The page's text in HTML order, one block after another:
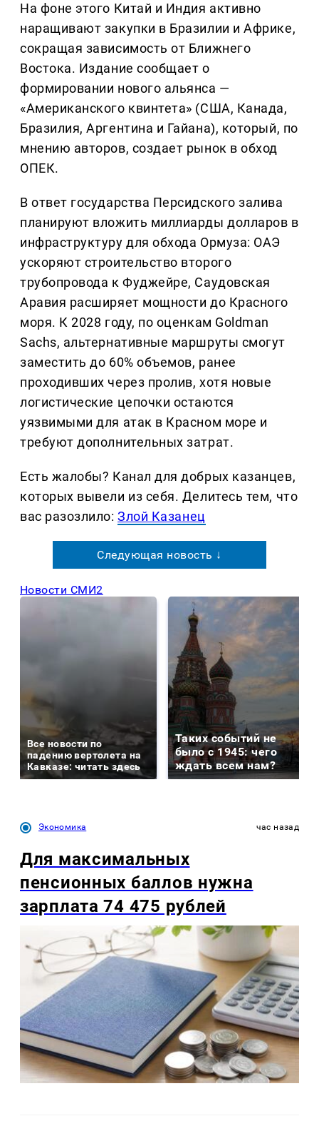
На фоне этого Китай и Индия активно
наращивают закупки в Бразилии и Африке,
сокращая зависимость от Ближнего
Востока. Издание сообщает о
формировании нового альянса —
«Американского квинтета» (США, Канада,
Бразилия, Аргентина и Гайана), который, по
мнению авторов, создает рынок в обход
ОПЕК.
В ответ государства Персидского залива
планируют вложить миллиарды долларов в
инфраструктуру для обхода Ормуза: ОАЭ
ускоряют строительство второго
трубопровода к Фуджейре, Саудовская
Аравия расширяет мощности до Красного
моря. К 2028 году, по оценкам Goldman
Sachs, альтернативные маршруты смогут
заместить до 60% объемов, ранее
проходивших через пролив, хотя новые
логистические цепочки остаются
уязвимыми для атак в Красном море и
требуют дополнительных затрат.
Есть жалобы? Канал для добрых казанцев,
которых вывели из себя. Делитеcь тем, что
вас разозлило:Злой Казанец
Следующая новость ↓
Новости СМИ2
Все новости по
падению вертолета на
Кавказе: читать здесь
Таких событий не
было с 1945: чего
ждать всем нам?
Экономика час назад
Для максимальных
пенсионных баллов нужна
зарплата 74 475 рублей